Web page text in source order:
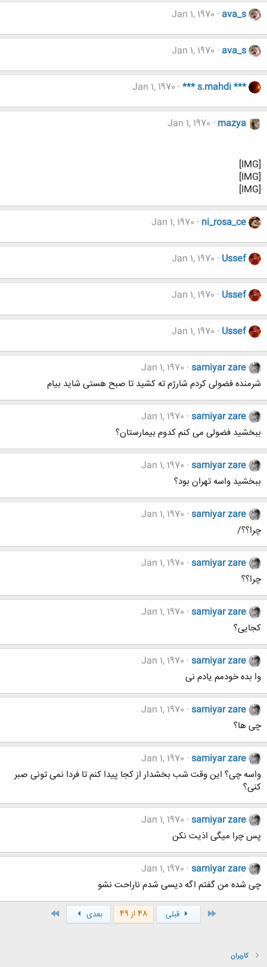
ava_s
Jan 1, 1970
ava_s
Jan 1, 1970
*** s.mahdi ***
Jan 1, 1970
mazya
Jan 1, 1970
[IMG]
[IMG]
[IMG]
ni_rosa_ce
Jan 1, 1970
Ussef
Jan 1, 1970
Ussef
Jan 1, 1970
Ussef
Jan 1, 1970
samiyar zare
Jan 1, 1970
شرمنده فضولی کردم شارژم ته کشید تا صبح هستی شاید بیام
samiyar zare
Jan 1, 1970
ببخشید فضولی می کنم کدوم بیمارستان؟
samiyar zare
Jan 1, 1970
ببخشید واسه تهران بود؟
samiyar zare
Jan 1, 1970
چرا؟؟/
samiyar zare
Jan 1, 1970
چرا؟؟
samiyar zare
Jan 1, 1970
کجایی؟
samiyar zare
Jan 1, 1970
وا بده خودمم یادم نی
samiyar zare
Jan 1, 1970
چی ها؟
samiyar zare
Jan 1, 1970
واسه چی؟ این وقت شب بخشدار از کجا پیدا کنم تا فردا نمی تونی صبر
کنی؟
samiyar zare
Jan 1, 1970
پس چرا میگی اذیت نکن
samiyar zare
Jan 1, 1970
چی شده من گفتم اگه دیسی شدم ناراحت نشو
قبلی 48 از 49 بعدی
کاربران